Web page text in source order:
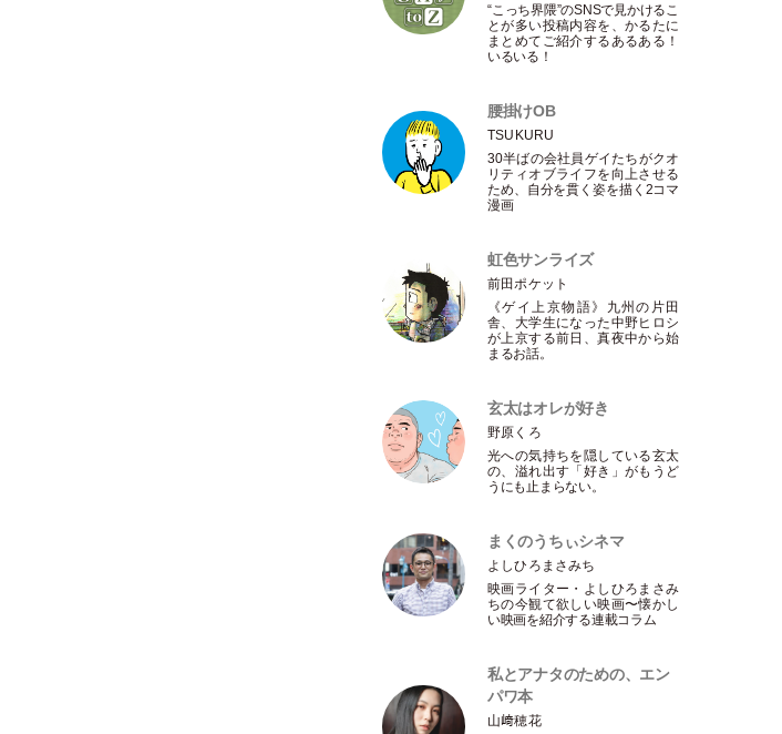
“こっち界隈”のSNSで見かけるこ
とが多い投稿内容を、かるたに
まとめてご紹介するあるある！
いるいる！
腰掛けOB
TSUKURU
30半ばの会社員ゲイたちがクオ
リティオブライフを向上させる
ため、自分を貫く姿を描く2コマ
漫画
虹色サンライズ
前田ポケット
《ゲイ上京物語》九州の片田
舎、大学生になった中野ヒロシ
が上京する前日、真夜中から始
まるお話。
玄太はオレが好き
野原くろ
光への気持ちを隠している玄太
の、溢れ出す 「好き 」がもうど
うにも止まらない。
まくのうちぃシネマ
よしひろまさみち
映画ライター ・ よしひろまさみ
ちの今観て欲しい映画〜懐かし
い映画を紹介する連載コラム
私とアナタのための、エン
パワ本
山﨑穂花